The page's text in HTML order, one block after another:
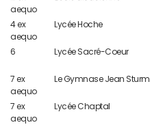
aequo
4 ex
aequo
Lycée Hoche
6 Lycée Sacré-Coeur
7 ex
aequo
Le Gymnase Jean Sturm
7 ex
aequo
Lycée Chaptal